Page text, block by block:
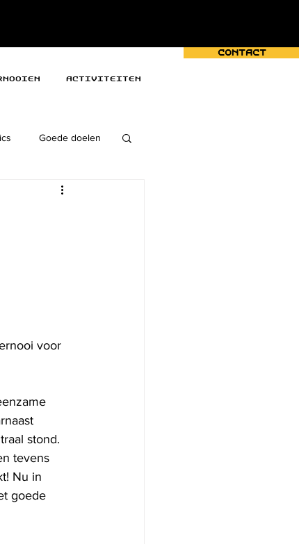
Activiteiten
Contact
Goede doelen
voor
stond.
tevens
Nu in
goede